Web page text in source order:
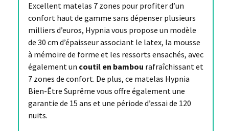
Excellent matelas 7 zones pour profiter d’un
confort haut de gamme sans dépenser plusieurs
milliers d’euros, Hypnia vous propose un modèle
de 30 cm d’épaisseur associant le latex, la mousse
à mémoire de forme et les ressorts ensachés, avec
également un coutil en bambou rafraîchissant et
7 zones de confort. De plus, ce matelas Hypnia
Bien-Être Suprême vous offre également une
garantie de 15 ans et une période d’essai de 120
nuits.